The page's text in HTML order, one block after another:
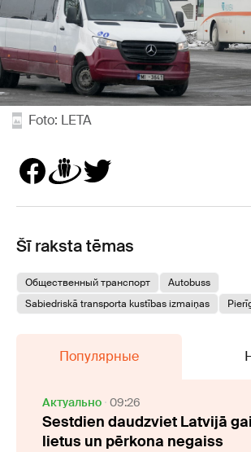
Foto: LETA
Šī raksta tēmas
Общественный транспорт
Autobuss
Sabiedriskā transporta kustības izmaiņas
Популярные
Актуально 09:26
Sestdien daudzviet Latvijā
lietus un pērkona negaiss